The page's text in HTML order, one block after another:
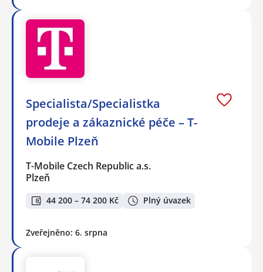
Specialista/Specialistka
prodeje a zákaznické péče – T-
Mobile Plzeň
T-Mobile Czech Republic a.s.
Plzeň
44 200 – 74 200 Kč Plný úvazek
Zveřejněno: 6. srpna